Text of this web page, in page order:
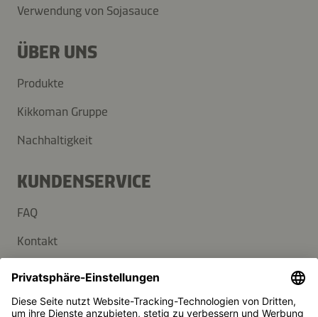
Verwendung von Sojasauce
ÜBER UNS
Produkte
Kikkoman Gruppe
Nachhaltigkeit
KUNDENSERVICE
FAQ
Kontakt
Newsletter
Presse